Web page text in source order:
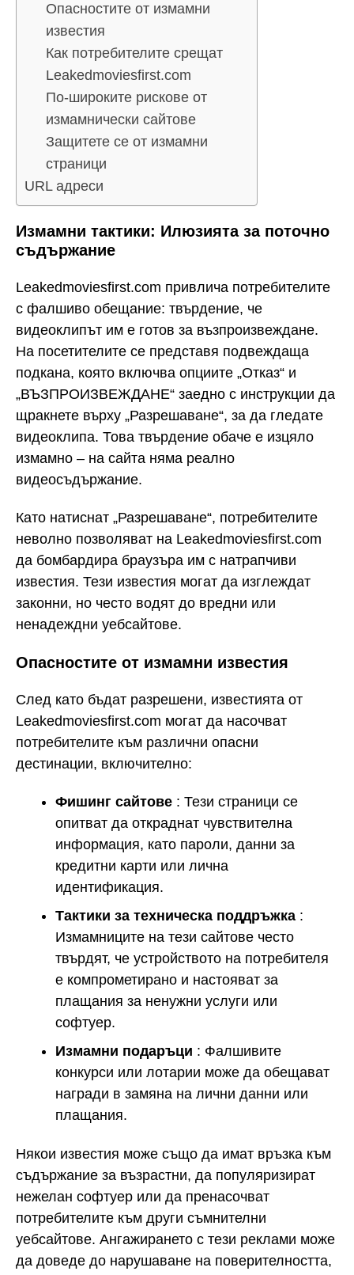
Опасностите от измамни
известия
Как потребителите срещат
Leakedmoviesfirst.com
По-широките рискове от
измамнически сайтове
Защитете се от измамни
страници
URL адреси
Измамни тактики: Илюзията за поточно
съдържание
Leakedmoviesfirst.com привлича потребителите
с фалшиво обещание: твърдение, че
видеоклипът им е готов за възпроизвеждане.
На посетителите се представя подвеждаща
подкана, която включва опциите „Отказ“ и
„ВЪЗПРОИЗВЕЖДАНЕ“ заедно с инструкции да
щракнете върху „Разрешаване“, за да гледате
видеоклипа. Това твърдение обаче е изцяло
измамно – на сайта няма реално
видеосъдържание.
Като натиснат „Разрешаване“, потребителите
неволно позволяват на Leakedmoviesfirst.com
да бомбардира браузъра им с натрапчиви
известия. Тези известия могат да изглеждат
законни, но често водят до вредни или
ненадеждни уебсайтове.
Опасностите от измамни известия
След като бъдат разрешени, известията от
Leakedmoviesfirst.com могат да насочват
потребителите към различни опасни
дестинации, включително:
Фишинг сайтове : Тези страници се
опитват да откраднат чувствителна
информация, като пароли, данни за
кредитни карти или лична
идентификация.
Тактики за техническа поддръжка :
Измамниците на тези сайтове често
твърдят, че устройството на потребителя
е компрометирано и настояват за
плащания за ненужни услуги или
софтуер.
Измамни подаръци : Фалшивите
конкурси или лотарии може да обещават
награди в замяна на лични данни или
плащания.
Някои известия може също да имат връзка към
съдържание за възрастни, да популяризират
нежелан софтуер или да пренасочват
потребителите към други съмнителни
уебсайтове. Ангажирането с тези реклами може
да доведе до нарушаване на поверителността,